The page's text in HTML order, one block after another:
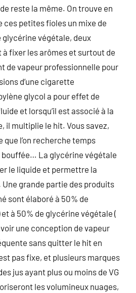
reste la même. On trouve en
ces petites fioles un mixe de
végétale, deux
fixer les arômes et surtout de
de vapeur professionnelle pour
d’une cigarette
glycol a pour effet de
et lorsqu’il est associé à la
il multiplie le hit. Vous savez,
que l’on recherche temps
bouffée… La glycérine végétale
le liquide et permettre la
grande partie des produits
sont élaboré à 50% de
et à 50% de glycérine végétale (
une conception de vapeur
sans quitter le hit en
pas fixe, et plusieurs marques
jus ayant plus ou moins de VG
les volumineux nuages,